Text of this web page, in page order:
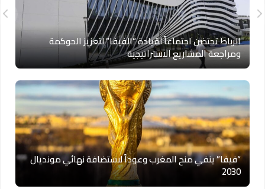
الرباط تحتضن اجتماعاً لقيادة “الفيفا” لتعزيز الحوكمة
ومراجعة المشاريع الاستراتيجية
“فيفا” ينفي منح المغرب وعوداً لاستضافة نهائي مونديال
2030